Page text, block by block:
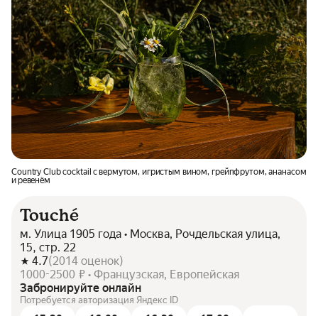
Country Club cocktail с вермутом, игристым вином, грейпфрутом, ананасом
и ревенём
Touché
м. Улица 1905 года • Москва, Рочдельская улица,
15, стр. 22
4.7(2014 оценок)
1000-2500 ₽ • Французская, Европейская
Забронируйте онлайн
Потребуется авторизация Яндекс ID